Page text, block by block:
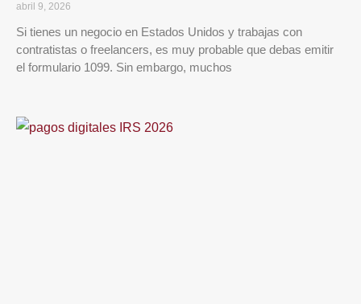
abril 9, 2026
Si tienes un negocio en Estados Unidos y trabajas con
contratistas o freelancers, es muy probable que debas emitir
el formulario 1099. Sin embargo, muchos